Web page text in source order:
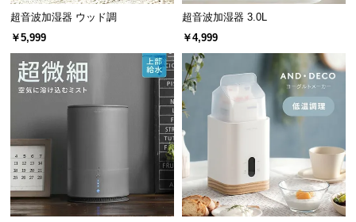
ロ
企
超音波加湿器 ウッド調
￥5,999
超音波加湿器 3.0L
￥4,999